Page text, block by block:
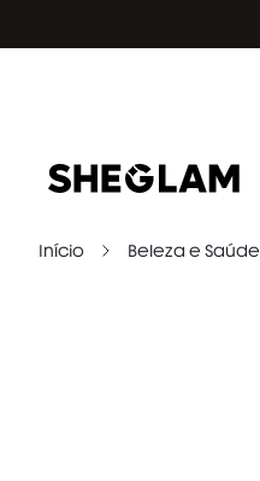
Início Beleza e Saúde